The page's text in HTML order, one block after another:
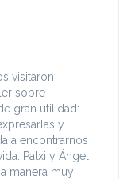
visitaron
sobre
gran utilidad:
y
a encontrarnos
Patxi y Ángel
manera muy